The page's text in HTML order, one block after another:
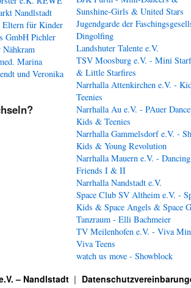
Nandlstadt
Eltern für Kinder
GmbH Pichler
Nähkram
Marina
und Veronika
Sunshine-Girls & United Stars
Jugendgarde der
Dingolfing
Landshuter Talente e.V.
TSV Moosburg e.V. - Mini
& Little Starfires
Narrhalla Attenkirchen e.V. -
Teenies
Narrhalla Au e.V. - PAuer
Kids & Teenies
Narrhalla Gammelsdorf e.V. -
Kids & Young Revolution
Narrhalla Mauern e.V. - Dancing
Friends I & II
Narrhalla Nandstadt e.V.
Space Club SV Altheim e.V. -
Kids & Space Angels & Space
Tanzraum - Elli Bachmeier
TV Meilenhofen e.V. - Viva
Viva Teens
watch us move - Showblock
– Nandlstadt